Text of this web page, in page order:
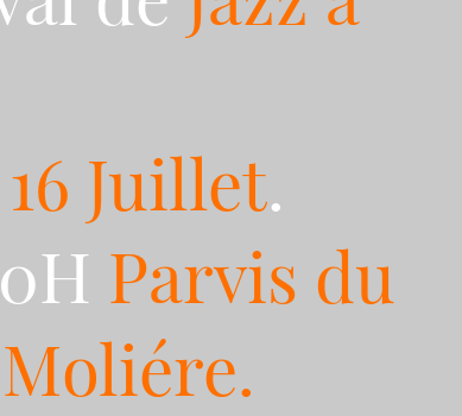
Juillet.
Parvis du